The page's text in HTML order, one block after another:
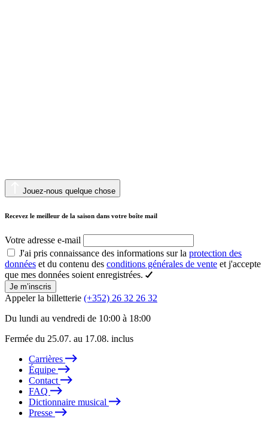
Jouez-nous quelque chose
Recevez le meilleur de la saison dans votre boîte mail
Votre adresse e-mail
J'ai pris connaissance des informations sur la protection des
données et du contenu des conditions générales de vente et j'accepte
que mes données soient enregistrées.
Je m’inscris
Appeler la billetterie (+352) 26 32 26 32
Du lundi au vendredi de 10:00 à 18:00
Fermée du 25.07. au 17.08. inclus
Carrières
Équipe
Contact
FAQ
Dictionnaire musical
Presse